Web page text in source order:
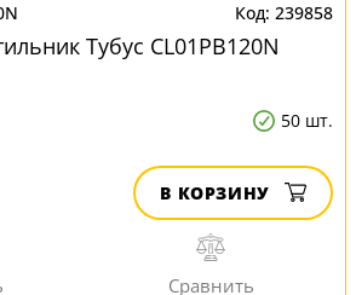
239858
Тубус CL01PB120N
50 шт.
В КОРЗИНУ